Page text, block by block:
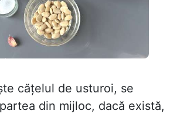
cățelul de usturoi, se
din mijloc, dacă există,